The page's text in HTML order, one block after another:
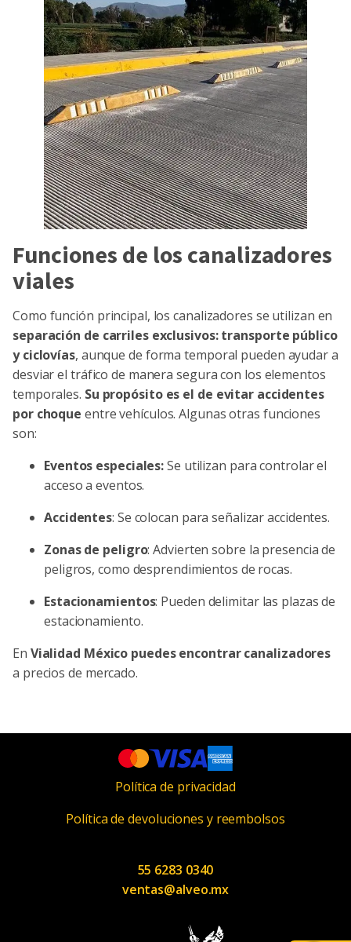
Funciones de los canalizadores
viales
Como función principal, los canalizadores se utilizan en
separación de carriles exclusivos: transporte público
y ciclovías, aunque de forma temporal pueden ayudar a
desviar el tráfico de manera segura con los elementos
temporales. Su propósito es el de evitar accidentes
por choque entre vehículos. Algunas otras funciones
son:
Eventos especiales:Se utilizan para controlar el
acceso a eventos.
Accidentes: Se colocan para señalizar accidentes.
Zonas de peligro: Advierten sobre la presencia de
peligros, como desprendimientos de rocas.
Estacionamientos: Pueden delimitar las plazas de
estacionamiento.
En Vialidad México puedes encontrar canalizadores
a precios de mercado.
Política de privacidad
Política de devoluciones y reembolsos
55 6283 0340
ventas@alveo.mx